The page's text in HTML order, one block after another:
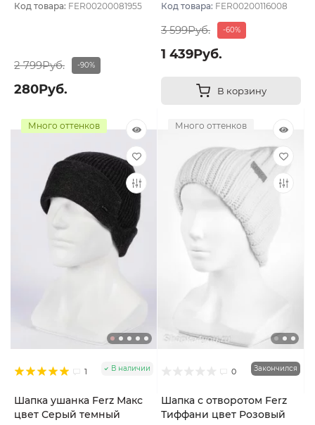
Код товара: FER00200081955
2 799Руб. -90%
280Руб.
Код товара: FER00200116008
3 599Руб. -60%
1 439Руб.
В корзину
Много оттенков
1 В наличии
Шапка ушанка Ferz Макс
цвет Серый темный
Много оттенков
0 Закончился
Шапка с отворотом Ferz
Тиффани цвет Розовый